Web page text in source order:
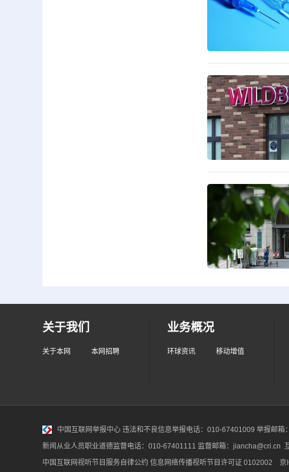
关于我们
关于本网 本网招聘
业务概况
环球资讯 移动增值
中国互联网举报中心 违法和不良信息举报电话：010-67401009 举报邮箱
新闻从业人员职业道德监督电话：010-67401111 监督邮箱：jiancha@cri.cn
中国互联网视听节目服务自律公约 信息网络传播视听节目许可证 0102002